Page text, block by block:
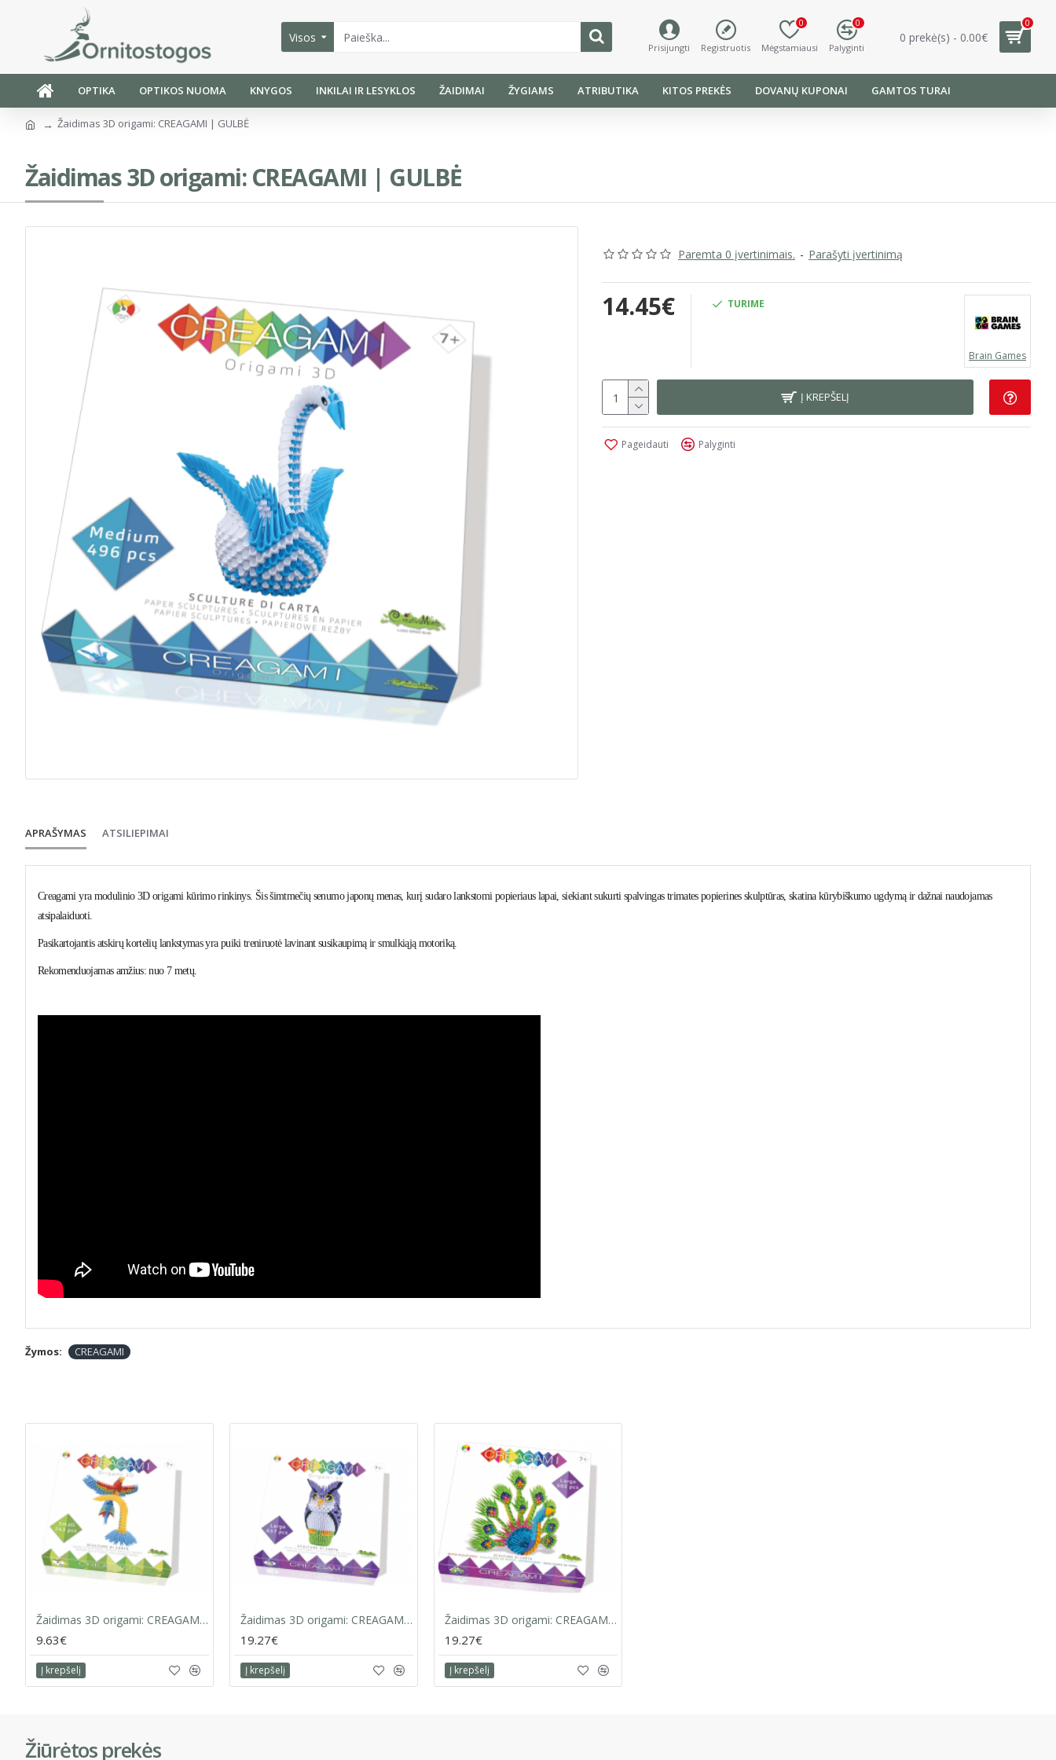
Visos
Prisijungti Registruotis Mėgstamiausi
0
Palyginti
0
0 prekė(s) - 0.00€
0
OPTIKA OPTIKOS NUOMA KNYGOS INKILAI IR LESYKLOS ŽAIDIMAI ŽYGIAMS ATRIBUTIKA KITOS PREKĖS DOVANŲ KUPONAI GAMTOS TURAI
Žaidimas 3D origami: CREAGAMI | GULBĖ
Žaidimas 3D origami: CREAGAMI | GULBĖ
Paremta 0 įvertinimais. - Parašyti įvertinimą
14.45€ TURIME
Brain Games
Į KREPŠELĮ
Pageidauti Palyginti
APRAŠYMAS ATSILIEPIMAI
Creagami yra modulinio 3D origami kūrimo rinkinys. Šis šimtmečių senumo japonų menas, kurį sudaro lankstomi popieriaus lapai, siekiant sukurti spalvingas trimates popierines skulptūras, skatina kūrybiškumo ugdymą ir dažnai naudojamas
atsipalaiduoti.
Pasikartojantis atskirų kortelių lankstymas yra puiki treniruotė lavinant susikaupimą ir smulkiąją motoriką.
Rekomenduojamas amžius: nuo 7 metų.
Žymos: CREAGAMI
Žaidimas 3D origami: CREAGAMI | PAPŪGA
9.63€
Į krepšelį
Žaidimas 3D origami: CREAGAMI | PELĖDA
19.27€
Į krepšelį
Žaidimas 3D origami: CREAGAMI | POVAS
19.27€
Į krepšelį
Žiūrėtos prekės